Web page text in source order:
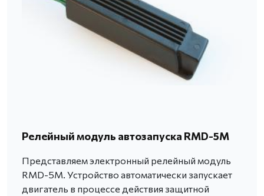
Релейный модуль автозапуска RMD-5M
Представляем электронный релейный модуль
RMD-5M. Устройство автоматически запускает
двигатель в процессе действия защитной